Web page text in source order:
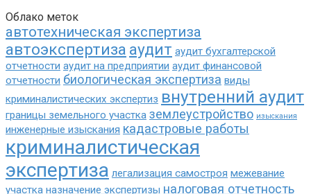
Облако меток
автотехническая экспертиза
автоэкспертиза аудит аудит бухгалтерской
отчетности аудит на предприятии аудит финансовой
отчетности биологическая экспертиза виды
криминалистических экспертиз внутренний аудит
границы земельного участка землеустройство изыскания
инженерные изыскания кадастровые работы
криминалистическая
экспертиза легализация самостроя межевание
участка назначение экспертизы налоговая отчетность